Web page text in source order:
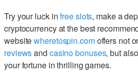
Try your luck infree slots, make a
cryptocurrency at the best
websitewheretospin.comoffers not
reviewsand casino bonuses, but
your fortune in thrilling games.